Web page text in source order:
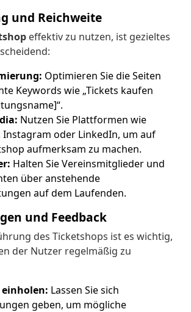
und Reichweite
effektiv zu nutzen, ist gezieltes
Optimieren Sie die Seiten
Keywords wie „Tickets kaufen
Nutzen Sie Plattformen wie
Instagram oder LinkedIn, um auf
aufmerksam zu machen.
Halten Sie Vereinsmitglieder und
über anstehende
auf dem Laufenden.
und Feedback
des Ticketshops ist es wichtig,
der Nutzer regelmäßig zu
einholen: Lassen Sie sich
geben, um mögliche